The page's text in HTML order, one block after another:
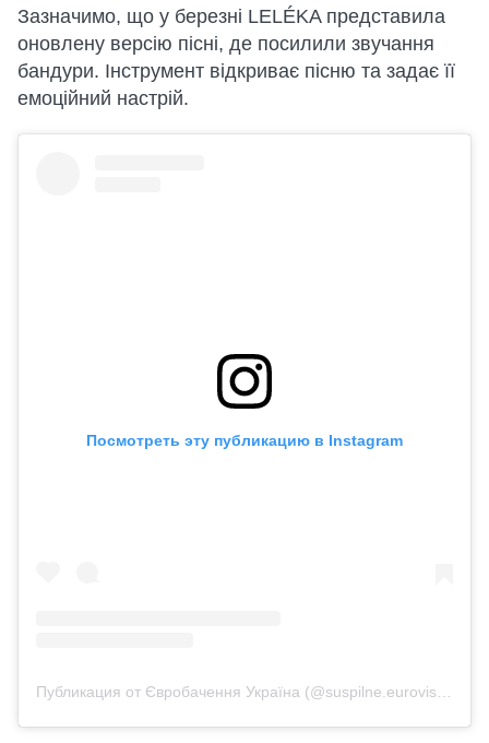
Зазначимо, що у березні LELÉKA представила
оновлену версію пісні, де посилили звучання
бандури. Інструмент відкриває пісню та задає її
емоційний настрій.
Посмотреть эту публикацию в Instagram